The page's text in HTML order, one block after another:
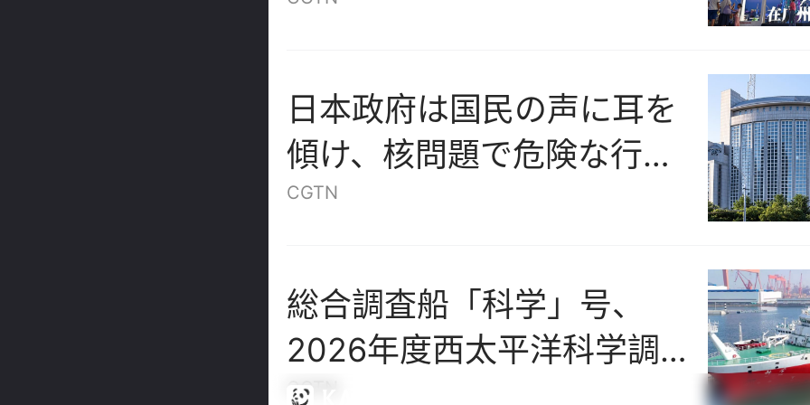
日本政府は国民の声に耳を
傾け、核問題で危険な行動
をやめるべきだ=外交部
CGTN
総合調査船「科学」号、
2026年度西太平洋科学調査
共同航海を終え青島に帰港
CGTN